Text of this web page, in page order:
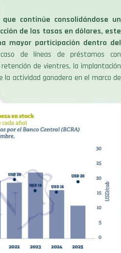
continúe consolidándose un
de las tasas en dólares, este
mayor participación dentro del
de líneas de préstamos con
de vientres, la implantación
actividad ganadera en el marco de